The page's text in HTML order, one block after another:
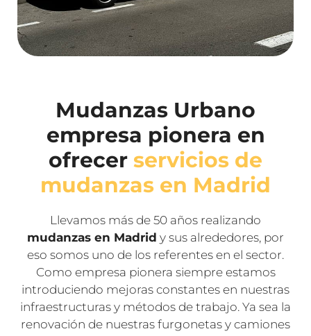
Mudanzas Urbano
empresa pionera en
ofrecer servicios de
mudanzas en Madrid
Llevamos más de 50 años realizando
mudanzas en Madrid y sus alrededores, por
eso somos uno de los referentes en el sector.
Como empresa pionera siempre estamos
introduciendo mejoras constantes en nuestras
infraestructuras y métodos de trabajo. Ya sea la
renovación de nuestras furgonetas y camiones